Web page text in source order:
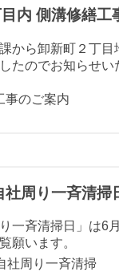
内 側溝修繕工
から卸新町２丁
たのでお知らせい
事のご案内
社周り一斉清掃
一斉清掃日」は6
願います。
社周り一斉清掃